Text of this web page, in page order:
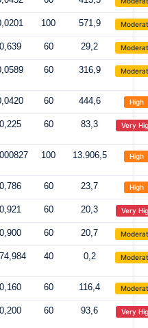
100 571,9
0,639 60 29,2
60 316,9
60 444,6 High
0,225 60 83,3 Very
100 13.906,5 High
0,786 60 23,7 High
0,921 60 20,3 Very
0,900 60 20,7
40 0,2
0,160 60 116,4
0,200 60 93,6 Very